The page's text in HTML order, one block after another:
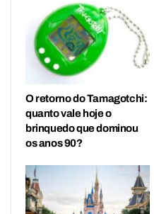
O retorno do Tamagotchi:
quanto vale hoje o
brinquedo que dominou
os anos 90?